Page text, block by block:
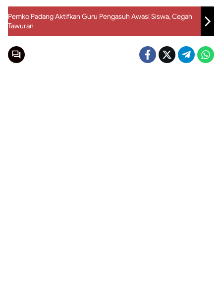
Pemko Padang Aktifkan Guru Pengasuh Awasi Siswa, Cegah
Tawuran